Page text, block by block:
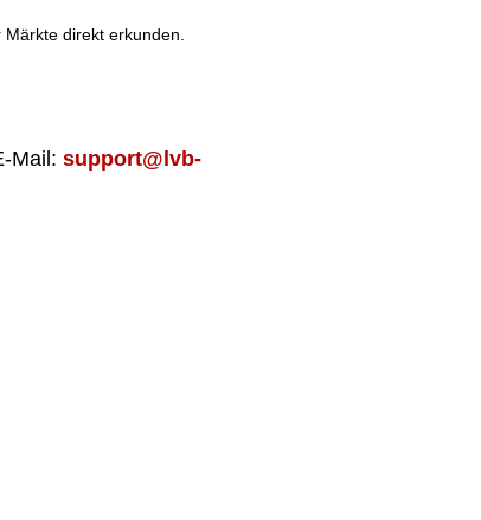
direkt erkunden.
Mail: support@lvb-